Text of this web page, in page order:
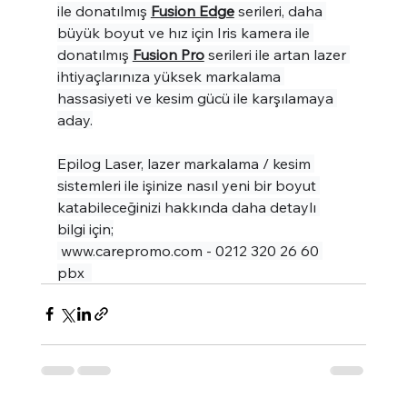
ile donatılmış Fusion Edge serileri, daha
büyük boyut ve hız için Iris kamera ile
donatılmış Fusion Pro serileri ile artan lazer
ihtiyaçlarınıza yüksek markalama
hassasiyeti ve kesim gücü ile karşılamaya
aday.
Epilog Laser, lazer markalama / kesim
sistemleri ile işinize nasıl yeni bir boyut
katabileceğinizi hakkında daha detaylı
bilgi için;
pbx